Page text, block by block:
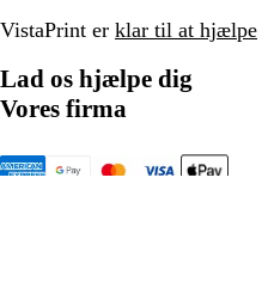
VistaPrint er klar til at hjælpe
Lad os hjælpe dig
Vores firma